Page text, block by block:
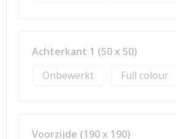
Achterkant 1 (50 x 50)
Onbewerkt
Full colour
Voorzijde (190 x 190)